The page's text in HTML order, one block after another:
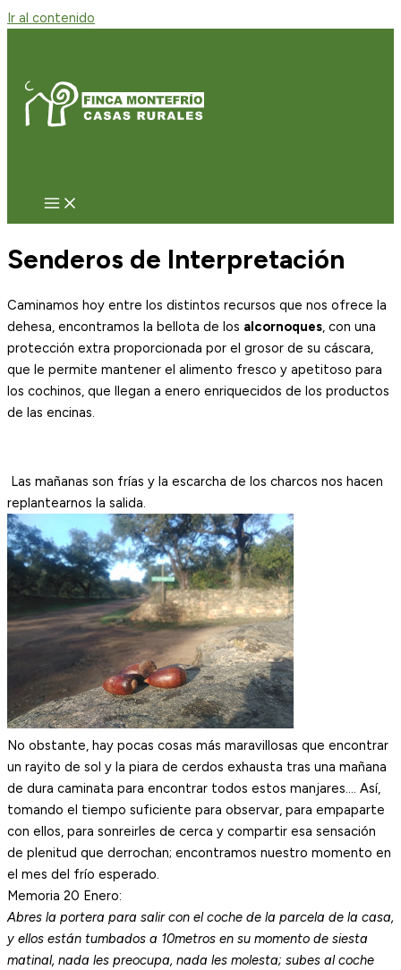
Ir al contenido
Senderos de Interpretación
Caminamos hoy entre los distintos recursos que nos ofrece la
dehesa, encontramos la bellota de los alcornoques, con una
protección extra proporcionada por el grosor de su cáscara,
que le permite mantener el alimento fresco y apetitoso para
los cochinos, que llegan a enero enriquecidos de los productos
de las encinas.
Las mañanas son frías y la escarcha de los charcos nos hacen
replantearnos la salida.
No obstante, hay pocas cosas más maravillosas que encontrar
un rayito de sol y la piara de cerdos exhausta tras una mañana
de dura caminata para encontrar todos estos manjares…. Así,
tomando el tiempo suficiente para observar, para empaparte
con ellos, para sonreirles de cerca y compartir esa sensación
de plenitud que derrochan; encontramos nuestro momento en
el mes del frío esperado.
Memoria 20 Enero:
Abres la portera para salir con el coche de la parcela de la casa,
y ellos están tumbados a 10metros en su momento de siesta
matinal, nada les preocupa, nada les molesta; subes al coche